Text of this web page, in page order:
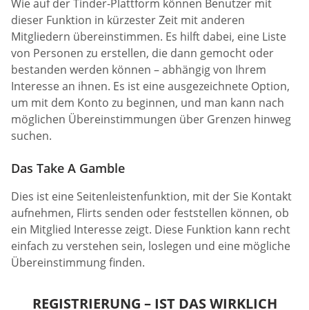
Wie auf der Tinder-Plattform können Benutzer mit
dieser Funktion in kürzester Zeit mit anderen
Mitgliedern übereinstimmen. Es hilft dabei, eine Liste
von Personen zu erstellen, die dann gemocht oder
bestanden werden können – abhängig von Ihrem
Interesse an ihnen. Es ist eine ausgezeichnete Option,
um mit dem Konto zu beginnen, und man kann nach
möglichen Übereinstimmungen über Grenzen hinweg
suchen.
Das Take A Gamble
Dies ist eine Seitenleistenfunktion, mit der Sie Kontakt
aufnehmen, Flirts senden oder feststellen können, ob
ein Mitglied Interesse zeigt. Diese Funktion kann recht
einfach zu verstehen sein, loslegen und eine mögliche
Übereinstimmung finden.
REGISTRIERUNG – IST DAS WIRKLICH